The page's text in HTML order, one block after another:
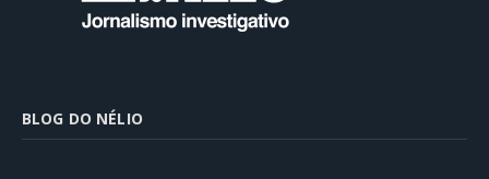
BLOG DO NÉLIO